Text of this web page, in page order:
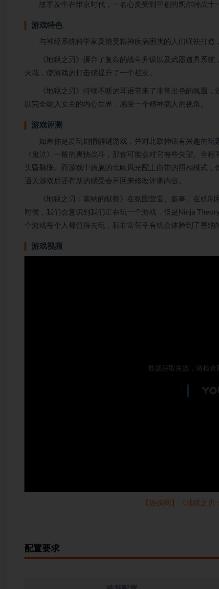
故事发生在维京时代，一名心灵受到重创的凯尔特战士
游戏特色
与神经系统科学家及饱受精神疾病困扰的人们联袂打造
《地狱之刃》摒弃了复杂的战斗升级以及武器道具系统
火花，使游戏的打击感提升了一个档次。
《地狱之刃》持续不断的耳语带来了非常出色的氛围，
以完全融入女主的内心世界，感受一个精神病人的视角。
游戏评测
如果你是爱玩剧情解谜游戏，并对北欧神话有兴趣的玩
《鬼泣》一般的爽快战斗，那你可能会对它有些失望。全
头昏脑胀。而游戏中旖旎的北欧风光配上自带的照相模式
通关游戏后还有新的感受会再回来修改评测内容。
《地狱之刃：塞纳的献祭》在氛围营造、叙事、在机制
时候，我们会意识到我们正在玩一个游戏，但是Ninja
个游戏每个人都值得去玩，我非常荣幸有机会体验到了塞纳
游戏视频
【游侠网】《地狱之
配置要求